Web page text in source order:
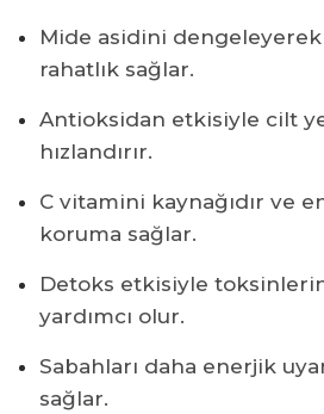
Mide asidini
rahatlık sağlar.
Antioksidan etkisiyle cilt
hızlandırır.
C vitamini kaynağıdır ve
koruma sağlar.
Detoks etkisiyle toksinlerin
yardımcı olur.
Sabahları daha enerjik
sağlar.